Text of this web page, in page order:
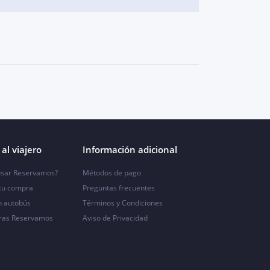
viajero
Reservamos?
compra
autobús
Reservamos
Información adicional
Métodos de pago
Preguntas frecuentes
Términos y Condiciones
Aviso de Privacidad